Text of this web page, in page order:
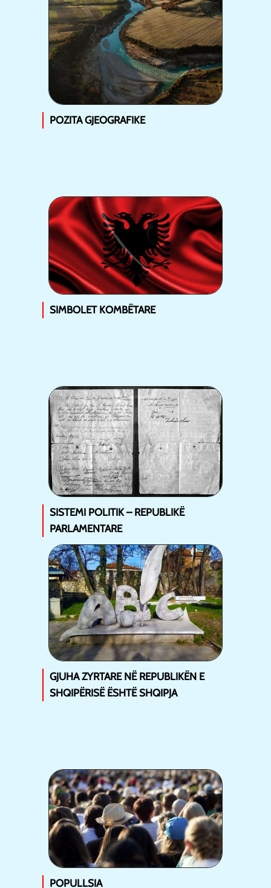
POZITA GJEOGRAFIKE
SIMBOLET KOMBËTARE
SISTEMI POLITIK – REPUBLIKË
PARLAMENTARE
GJUHA ZYRTARE NË REPUBLIKËN E
SHQIPËRISË ËSHTË SHQIPJA
POPULLSIA